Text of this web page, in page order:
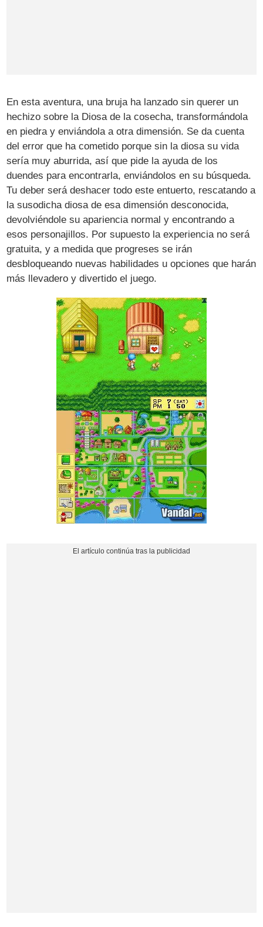
En esta aventura, una bruja ha lanzado sin querer un
hechizo sobre la Diosa de la cosecha, transformándola
en piedra y enviándola a otra dimensión. Se da cuenta
del error que ha cometido porque sin la diosa su vida
sería muy aburrida, así que pide la ayuda de los
duendes para encontrarla, enviándolos en su búsqueda.
Tu deber será deshacer todo este entuerto, rescatando a
la susodicha diosa de esa dimensión desconocida,
devolviéndole su apariencia normal y encontrando a
esos personajillos. Por supuesto la experiencia no será
gratuita, y a medida que progreses se irán
desbloqueando nuevas habilidades u opciones que harán
más llevadero y divertido el juego.